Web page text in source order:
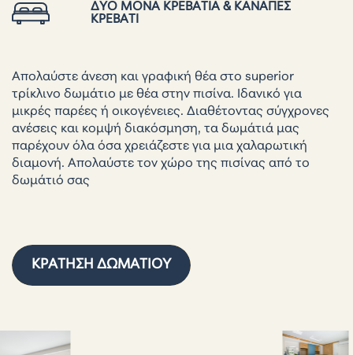
ΔΥΟ ΜΟΝΑ ΚΡΕΒΑΤΙΑ & ΚΑΝΑΠΕΣ
ΚΡΕΒΑΤΙ
Απολαύστε άνεση και γραφική θέα στο superior
τρίκλινο δωμάτιο με θέα στην πισίνα. Ιδανικό για
μικρές παρέες ή οικογένειες. Διαθέτοντας σύγχρονες
ανέσεις και κομψή διακόσμηση, τα δωμάτιά μας
παρέχουν όλα όσα χρειάζεστε για μια χαλαρωτική
διαμονή. Απολαύστε τον χώρο της πισίνας από το
δωμάτιό σας
ΚΡΆΤΗΣΗ ΔΩΜΑΤΊΟΥ